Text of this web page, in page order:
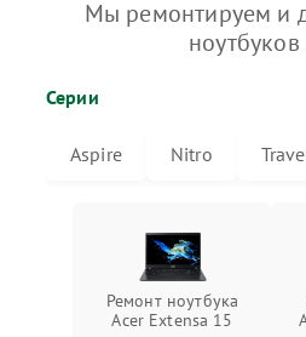
Мы ремонтируем и
Серии
Aspire Nitro
Ремонт ноутбука
Acer Extensa 15